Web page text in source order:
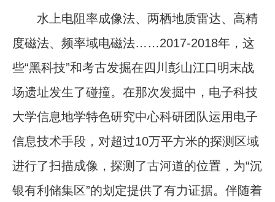
水上电阻率成像法、两栖地质雷达、高精
度磁法、频率域电磁法……2017-2018年，这
些“黑科技”和考古发掘在四川彭山江口明末战
场遗址发生了碰撞。在那次发掘中，电子科技
大学信息地学特色研究中心科研团队运用电子
信息技术手段，对超过10万平方米的探测区域
进行了扫描成像，探测了古河道的位置，为“沉
银有利储集区”的划定提供了有力证据。伴随着